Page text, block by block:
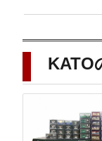
KATO